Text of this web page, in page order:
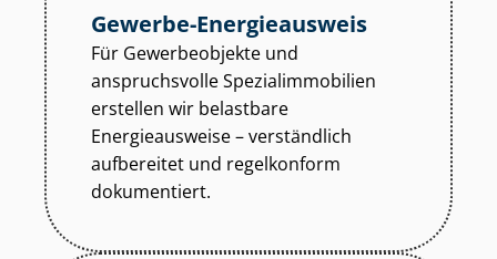
Gewerbe-Energieausweis
Für Gewerbeobjekte und
anspruchsvolle Spe­zi­al­im­mo­bi­li­en
erstellen wir belastbare
Energieausweise – verständlich
aufbereitet und regelkonform
dokumentiert.